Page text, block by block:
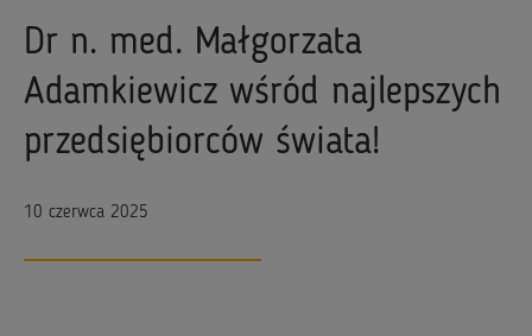
Dr n. med. Małgorzata
Adamkiewicz wśród najlepszych
przedsiębiorców świata!
10 czerwca 2025